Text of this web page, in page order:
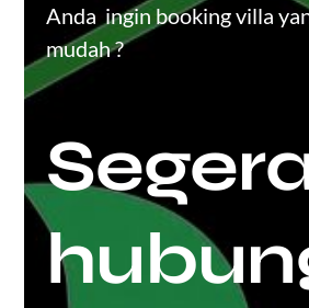
Anda ingin booking villa
mudah ?